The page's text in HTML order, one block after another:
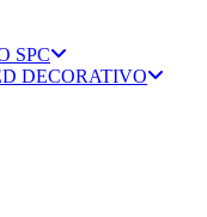
SPC
DECORATIVO